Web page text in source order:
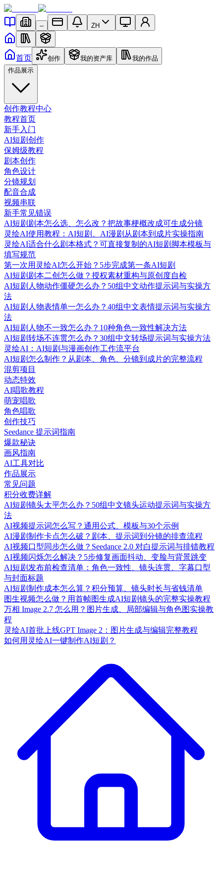
-- ZH
首页 创作 我的资产库
我的作品
作品展示
创作教程中心
教程首页
新手入门
AI短剧创作
保姆级教程
剧本创作
角色设计
分镜规划
配音合成
视频串联
新手常见错误
AI短剧剧本怎么选、怎么改？把故事梗概改成可生成分镜
灵绘AI使用教程：AI短剧、AI漫剧从剧本到成片实操指南
灵绘AI适合什么剧本格式？可直接复制的AI短剧脚本模板与
填写规范
第一次用灵绘AI怎么开始？5步完成第一条AI短剧
AI短剧剧本二创怎么做？授权素材重构与原创度自检
AI短剧人物动作僵硬怎么办？50组中文动作提示词与实操方
法
AI短剧人物表情单一怎么办？40组中文表情提示词与实操方
法
AI短剧人物不一致怎么办？10种角色一致性解决方法
AI短剧转场不连贯怎么办？30组中文转场提示词与实操方法
灵绘AI：AI短剧与漫画创作工作流平台
AI短剧怎么制作？从剧本、角色、分镜到成片的完整流程
混剪项目
动态特效
AI唱歌教程
萌宠唱歌
角色唱歌
创作技巧
Seedance 提示词指南
爆款秘诀
画风指南
AI工具对比
作品展示
常见问题
积分收费详解
AI短剧镜头太平怎么办？50组中文镜头运动提示词与实操方
法
AI视频提示词怎么写？通用公式、模板与30个示例
AI漫剧制作卡点怎么破？剧本、提示词到分镜的排查流程
AI视频口型同步怎么做？Seedance 2.0 对白提示词与排错教程
AI视频闪烁怎么解决？5步修复画面抖动、变脸与背景跳变
AI短剧发布前检查清单：角色一致性、镜头连贯、字幕口型
与封面标题
AI短剧制作成本怎么算？积分预算、镜头时长与省钱清单
图生视频怎么做？用首帧图生成AI短剧镜头的完整实操教程
万相 Image 2.7 怎么用？图片生成、局部编辑与角色图实操教
程
灵绘AI首批上线GPT Image 2：图片生成与编辑完整教程
如何用灵绘AI一键制作AI短剧？